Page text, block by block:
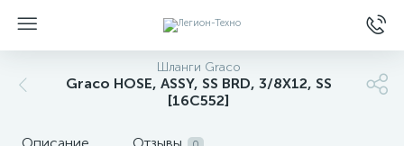
Шланги Graco
Graco HOSE, ASSY, SS BRD, 3/8X12, SS
[16C552]